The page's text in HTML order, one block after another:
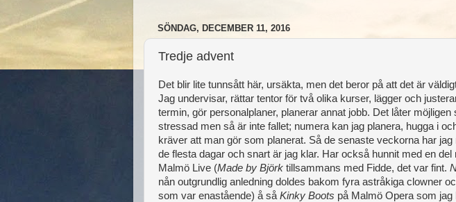
SÖNDAG, DECEMBER 11, 2016
Tredje advent
Det blir lite tunnsått här, ursäkta, men det beror på att det är
Jag undervisar, rättar tentor för två olika kurser, lägger och
termin, gör personalplaner, planerar annat jobb. Det låter möjligen
stressad men så är inte fallet; numera kan jag planera, hugga i
kräver att man gör som planerat. Så de senaste veckorna har
de flesta dagar och snart är jag klar. Har också hunnit med en
Malmö Live (Made by Björk tillsammans med Fidde, det var fint.
nån outgrundlig anledning doldes bakom fyra astråkiga clowner
som var enastående) å så Kinky Boots på Malmö Opera som jag